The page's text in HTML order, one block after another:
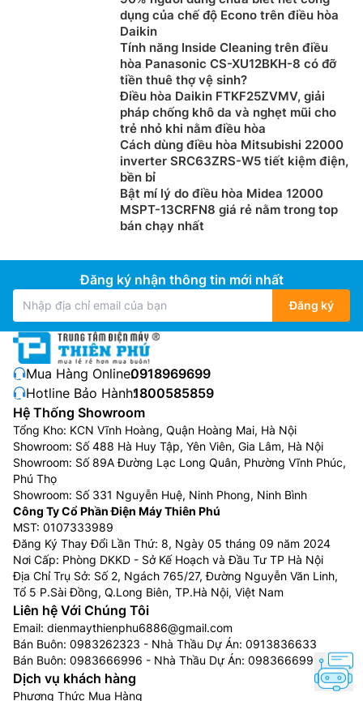
dụng của chế độ Econo trên điều hòa
Daikin
Tính năng Inside Cleaning trên điều
hòa Panasonic CS-XU12BKH-8 có đỡ
tiền thuê thợ vệ sinh?
Điều hòa Daikin FTKF25ZVMV, giải
pháp chống khô da và nghẹt mũi cho
trẻ nhỏ khi nằm điều hòa
Cách dùng điều hòa Mitsubishi 22000
inverter SRC63ZRS-W5 tiết kiệm điện,
bền bỉ
Bật mí lý do điều hòa Midea 12000
MSPT-13CRFN8 giá rẻ nằm trong top
bán chạy nhất
Đăng ký nhận thông tin mới nhất
Đăng ký
Mua Hàng Online:0918969699
Hotline Bảo Hành:1800585859
Hệ Thống Showroom
Tổng Kho: KCN Vĩnh Hoàng, Quận Hoàng Mai, Hà Nội
Showroom: Số 488 Hà Huy Tập, Yên Viên, Gia Lâm, Hà Nội
Showroom: Số 89A Đường Lạc Long Quân, Phường Vĩnh Phúc,
Phú Thọ
Showroom: Số 331 Nguyễn Huệ, Ninh Phong, Ninh Bình
Công Ty Cổ Phần Điện Máy Thiên Phú
MST: 0107333989
Đăng Ký Thay Đổi Lần Thứ: 8, Ngày 05 tháng 09 năm 2024
Nơi Cấp: Phòng DKKD - Sở Kế Hoạch và Đầu Tư TP Hà Nội
Địa Chỉ Trụ Sở: Số 2, Ngách 765/27, Đường Nguyễn Văn Linh,
Tổ 5 P.Sài Đồng, Q.Long Biên, TP.Hà Nội, Việt Nam
Liên hệ Với Chúng Tôi
Email: dienmaythienphu6886@gmail.com
Bán Buôn: 0983262323 - Nhà Thầu Dự Án: 0913836633
Bán Buôn: 0983666996 - Nhà Thầu Dự Án: 0983666996
Dịch vụ khách hàng
Phương Thức Mua Hàng